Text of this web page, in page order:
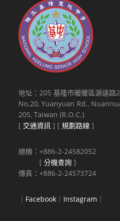
地址：205 基隆市暖暖區源遠路
No.20, Yuanyuan Rd.,
205, Taiwan (R.O.C.)
[ 交通資訊 ] [規劃路線 ]
總機：+886-2-24582052
[分機查詢 ]
傳真：+886-2-24573724
Facebook Instagram